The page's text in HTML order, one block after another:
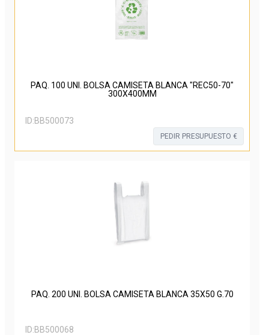
PAQ. 100 UNI. BOLSA CAMISETA BLANCA "REC50-70"
300X400MM
ID:BB500073
PEDIR PRESUPUESTO €
PAQ. 200 UNI. BOLSA CAMISETA BLANCA 35X50 G.70
ID:BB500068